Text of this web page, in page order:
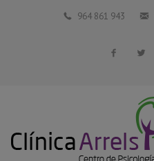
Blog
964 861 943